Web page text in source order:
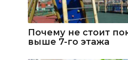
Почему не стоит
выше 7-го этажа